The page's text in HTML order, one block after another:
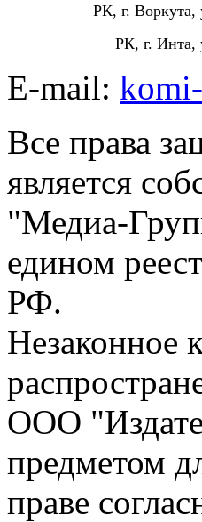
РК, г. Воркута,
РК, г. Инта,
E-mail:
Все права
является
"Медиа-
едином
РФ.
Незаконное
ООО
предметом
праве